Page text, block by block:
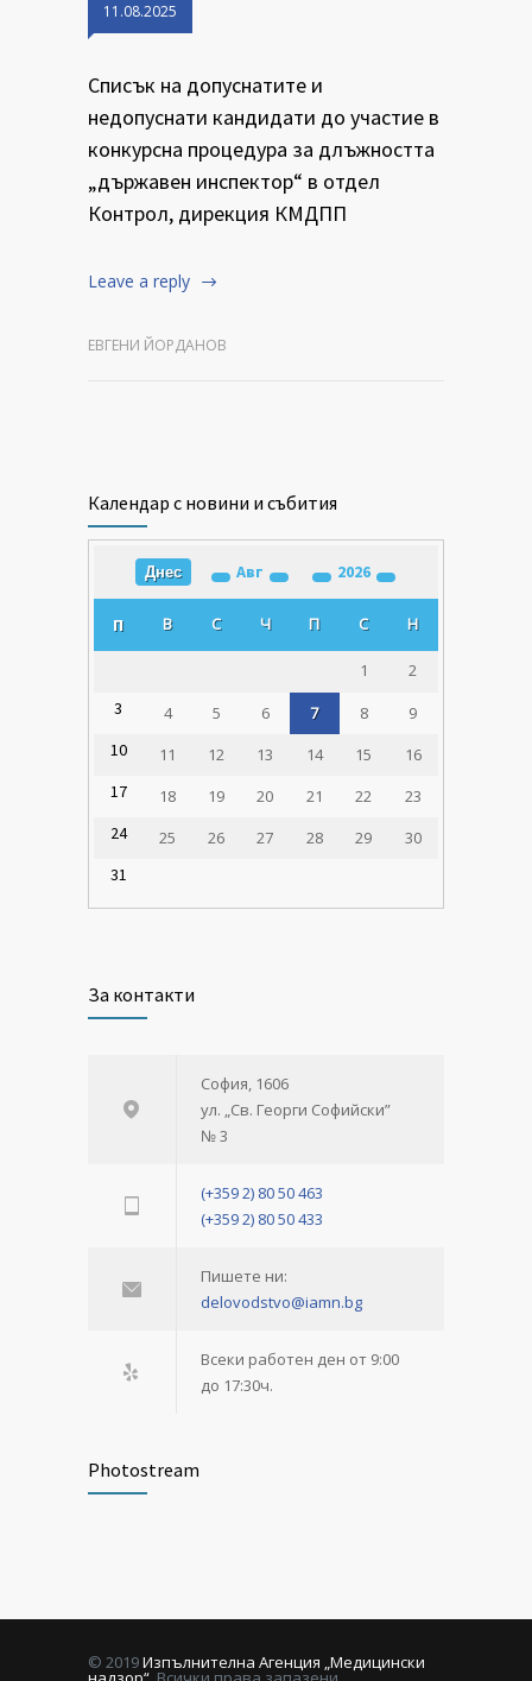
11.08.2025
Списък на допуснатите и
недопуснати кандидати до участие в
конкурсна процедура за длъжността
„държавен инспектор“ в отдел
Контрол, дирекция КМДПП
Leave a reply
ЕВГЕНИ ЙОРДАНОВ
Календар с новини и събития
Днес Авг 2026
П В С Ч П С Н
1
2
3
4 5 6 7 8
9
10
11 12 13 14 15
16
17
18 19 20 21 22
23
24
25 26 27 28 29
30
31
За контакти
София, 1606
ул. „Св. Георги Софийски”
№ 3
(+359 2) 80 50 463
(+359 2) 80 50 433
Пишете ни:
delovodstvo@iamn.bg
Всеки работен ден от 9:00
до 17:30ч.
Photostream
© 2019Изпълнителна Агенция „Медицински